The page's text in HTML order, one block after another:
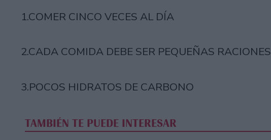
1.COMER CINCO VECES AL DÍA
2.CADA COMIDA DEBE SER PEQUEÑAS RACIONES
3.POCOS HIDRATOS DE CARBONO
TAMBIÉN TE PUEDE INTERESAR